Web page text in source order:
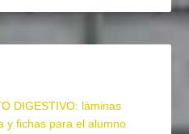
DIGESTIVO: láminas
y fichas para el alumno